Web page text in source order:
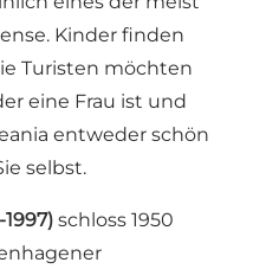
Kinder finden
Turisten möchten
eine Frau ist und
entweder schön
selbst.
schloss 1950